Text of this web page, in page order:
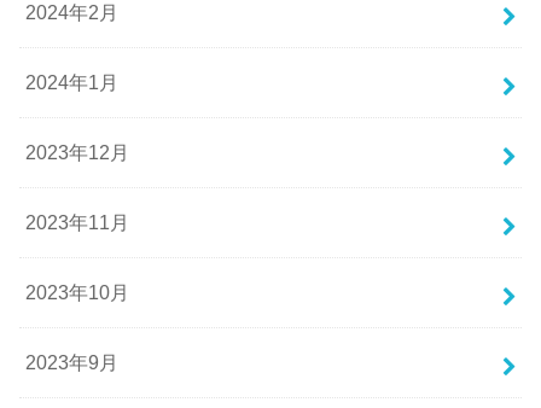
2024年2月
2024年1月
2023年12月
2023年11月
2023年10月
2023年9月